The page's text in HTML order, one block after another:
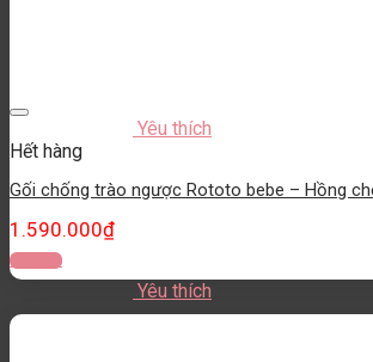
Yêu thích
Hết hàng
Gối chống trào ngược Rototo bebe – Hồng
1.590.000₫
Đọc tiếp
Yêu thích